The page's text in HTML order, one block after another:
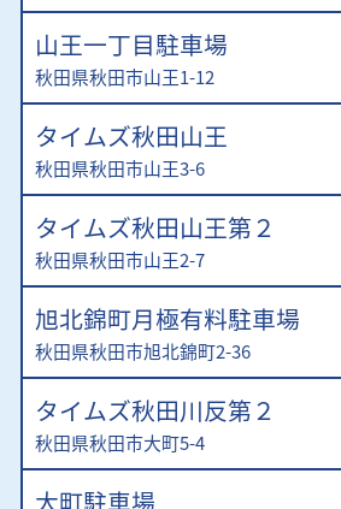
山王一丁目駐車場
秋田県秋田市山王1-12
タイムズ秋田山王
秋田県秋田市山王3-6
タイムズ秋田山王第２
秋田県秋田市山王2-7
旭北錦町月極有料駐車場
秋田県秋田市旭北錦町2-36
タイムズ秋田川反第２
秋田県秋田市大町5-4
大町駐車場